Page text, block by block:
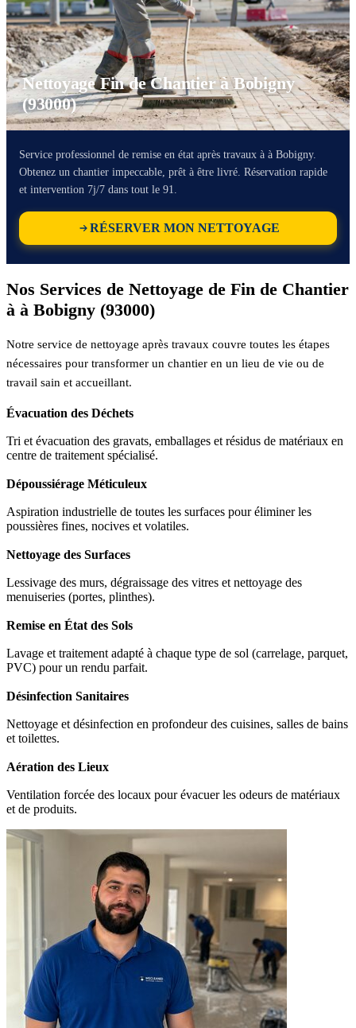
Nettoyage Fin de Chantier à Bobigny
(93000)
Service professionnel de remise en état après travaux à à Bobigny.
Obtenez un chantier impeccable, prêt à être livré. Réservation rapide
et intervention 7j/7 dans tout le 91.
RÉSERVER MON NETTOYAGE
Nos Services de Nettoyage de Fin de Chantier
à à Bobigny (93000)
Notre service de nettoyage après travaux couvre toutes les étapes
nécessaires pour transformer un chantier en un lieu de vie ou de
travail sain et accueillant.
Évacuation des Déchets
Tri et évacuation des gravats, emballages et résidus de matériaux en
centre de traitement spécialisé.
Dépoussiérage Méticuleux
Aspiration industrielle de toutes les surfaces pour éliminer les
poussières fines, nocives et volatiles.
Nettoyage des Surfaces
Lessivage des murs, dégraissage des vitres et nettoyage des
menuiseries (portes, plinthes).
Remise en État des Sols
Lavage et traitement adapté à chaque type de sol (carrelage, parquet,
PVC) pour un rendu parfait.
Désinfection Sanitaires
Nettoyage et désinfection en profondeur des cuisines, salles de bains
et toilettes.
Aération des Lieux
Ventilation forcée des locaux pour évacuer les odeurs de matériaux
et de produits.